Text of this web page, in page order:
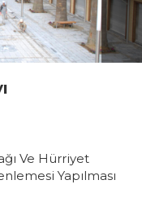
Ve Hürriyet
Yapılması